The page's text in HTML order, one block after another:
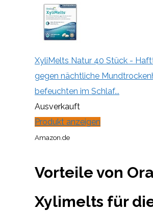
XyliMelts Natur 40 Stück -
gegen nächtliche
befeuchten im Schlaf...
Ausverkauft
Produkt anzeigen
Amazon.de
Vorteile von
Xylimelts für